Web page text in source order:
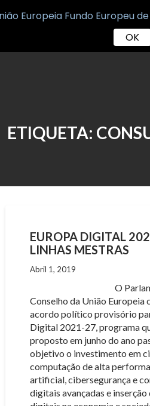
ETIQUETA:
EUROPA DIGITAL
LINHAS MESTRAS
Abril 1, 2019
O
Conselho da União Europeia
acordo político provisório
Digital 2021-27, programa
proposto em junho do ano
objetivo o investimento em
computação de alta
artificial, cibersegurança e
digitais avançadas e
OK